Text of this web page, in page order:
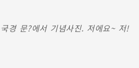
국경 문?에서 기념사진. 저에요~ 저!